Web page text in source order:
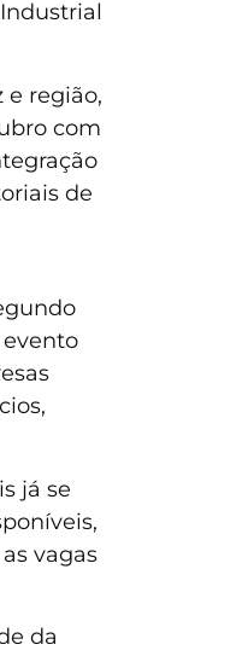
e região,
com
de
evento
já se
vagas
da